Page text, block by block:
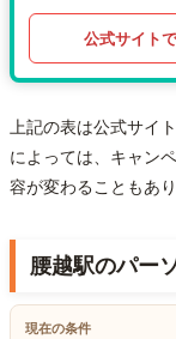
公式サイト
上記の表は公式サイ
によっては、キャン
容が変わることもあ
腰越駅のパー
現在の条件